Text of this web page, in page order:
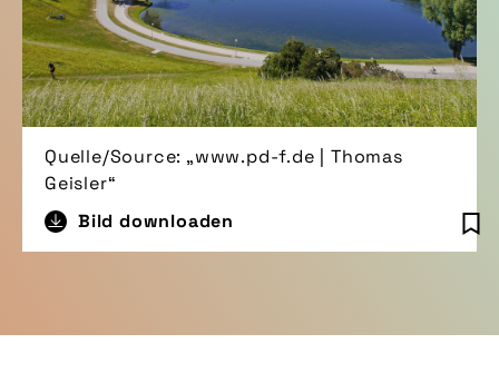
Quelle/Source: „www.pd-f.de | Thomas
Geisler“
Bild downloaden